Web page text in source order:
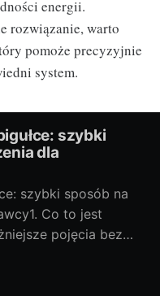
energii.
rozwiązanie, warto
pomoże precyzyjnie
system.
szybki
dla
szybki sposób na
Co to jest
pojęcia bez
siła osiowa, jaką
utraty stateczności.